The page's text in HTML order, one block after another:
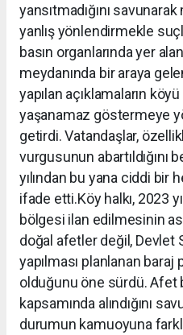
yansıtmadığını
yanlış yönlendirmekle
basın organlarında yer
meydanında bir araya
yapılan açıklamaların
yaşanamaz göstermeye
getirdi. Vatandaşlar,
vurgusunun abartıldığını
yılından bu yana ciddi bir
ifade etti.Köy halkı, 2023
bölgesi ilan edilmesinin
doğal afetler değil, Devlet
yapılması planlanan baraj
olduğunu öne sürdü. Afet
kapsamında alındığını
durumun kamuoyuna